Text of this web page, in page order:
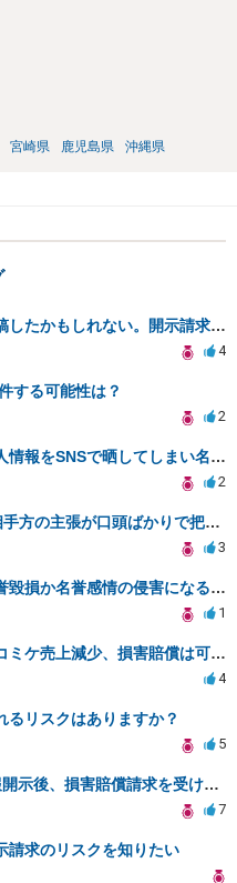
宮崎県 鹿児島県 沖縄県
誹謗中傷に当たる内容を投稿したかもしれない。開示請求や民事刑事裁判に発展しうるのか教えて欲しい。
4
する可能性は？
2
当方の腹いせで相手方の個人情報をSNSで晒してしまい名誉毀損させてしまったかもしれない
2
Xの開示請求の双方審で、相手方の主張が口頭ばかりで把握しきれません
3
知的障害者と言う文言が名誉毀損か名誉感情の侵害になるか教えてほしい。
1
ネットでの誹謗中傷によるコミケ売上減少、損害賠償は可能か？
4
るリスクはありますか？
5
Google口コミで発信者情報開示後、損害賠償請求を受けています。示談について相談です。
7
請求のリスクを知りたい